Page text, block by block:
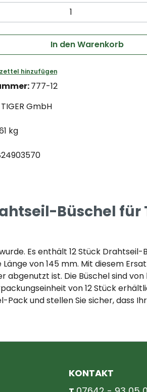
In den Warenkorb
hinzufügen
777-12
TIGER GmbH
kg
Büschel für
Es enthält 12 Stück Drahtseil-
von 145 mm. Mit diesem
abgenutzt ist. Die Büschel sind
von 12 Stück
Pack und stellen Sie sicher, dass
KONTAKT